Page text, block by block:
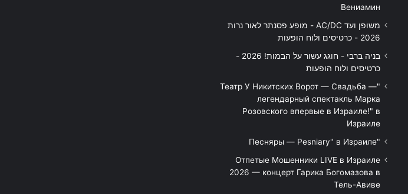
Вениамин
משופן ועד AC/DC - מופע פסנתר לאור נרות
2026 - כרטיסים ולוח הופעות
בניה ברבי - חוגג עשור על הבמות! 2026 -
כרטיסים ולוח הופעות
"Театр У Никитских Ворот — Свадьба —
легендарный спектакль Марка
Розовского впервые в Израиле!" в
Израиле
"Песняры — Pesniary" в Израиле
Отпетые Мошенники LIVE в Израиле
2026 — концерт Гарика Богомазова в
Тель-Авиве